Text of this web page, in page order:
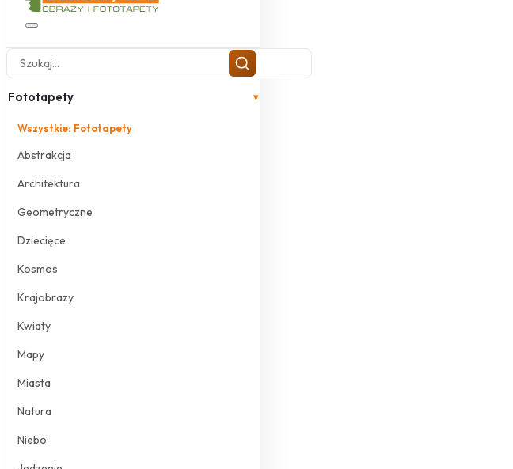
Fototapety ▾
Wszystkie: Fototapety
Abstrakcja
Architektura
Geometryczne
Dziecięce
Kosmos
Krajobrazy
Kwiaty
Mapy
Miasta
Natura
Niebo